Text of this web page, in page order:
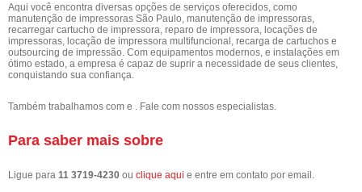
Aqui você encontra diversas opções de serviços oferecidos, como
manutenção de impressoras São Paulo, manutenção de impressoras,
recarregar cartucho de impressora, reparo de impressora, locações de
impressoras, locação de impressora multifuncional, recarga de cartuchos e
outsourcing de impressão. Com equipamentos modernos, e instalações em
ótimo estado, a empresa é capaz de suprir a necessidade de seus clientes,
conquistando sua confiança.
Também trabalhamos com e . Fale com nossos especialistas.
Para saber mais sobre
Ligue para 11 3719-4230 ou clique aqui e entre em contato por email.